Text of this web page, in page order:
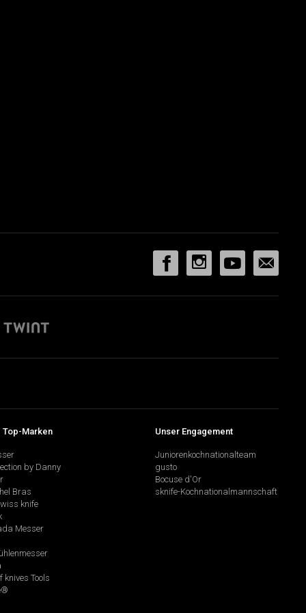
Top-Marken
by Danny
Bras
knife
Messer
knives Tools
Unser Engagement
Juniorenkochnationalteam
gusto
Bocuse d'Or
sknife-Kochnationalmannschaft